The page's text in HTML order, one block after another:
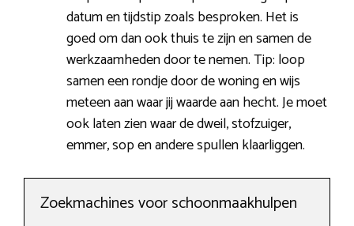
datum en tijdstip zoals besproken. Het is
goed om dan ook thuis te zijn en samen de
werkzaamheden door te nemen. Tip: loop
samen een rondje door de woning en wijs
meteen aan waar jij waarde aan hecht. Je moet
ook laten zien waar de dweil, stofzuiger,
emmer, sop en andere spullen klaarliggen.
Zoekmachines voor schoonmaakhulpen